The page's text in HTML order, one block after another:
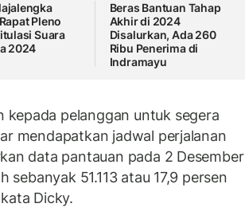
Pleno
Suara
2024
Beras Bantuan Tahap
Akhir di 2024
Disalurkan, Ada 260
Ribu Penerima di
Indramayu
kepada pelanggan untuk segera
mendapatkan jadwal perjalanan
data pantauan pada 2 Desember
51.113 atau 17,9 persen
Dicky.